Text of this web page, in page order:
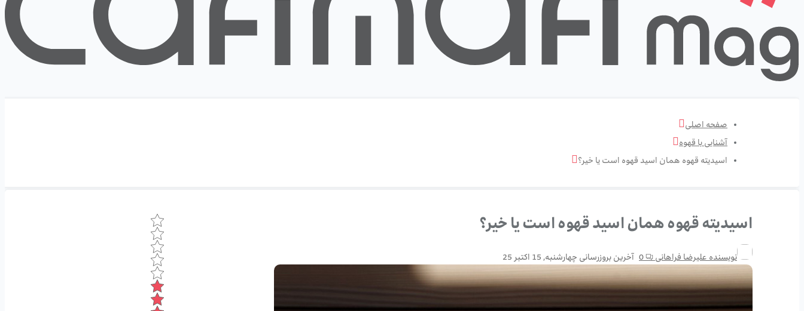
صفحه اصلی
آشنایی با قهوه
اسیدیته قهوه همان اسید قهوه است یا خیر؟
اسیدیته قهوه همان اسید قهوه است یا خیر؟
نویسندهعلیرضا فراهانی 0 آخرین بروزرسانی چهارشنبه, 15 اکتبر 25